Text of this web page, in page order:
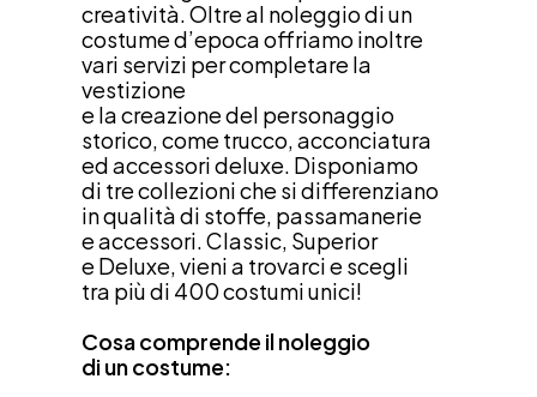
creatività. Oltre al noleggio di un
costume d’epoca offriamo inoltre
vari servizi per completare la
vestizione
e la creazione del personaggio
storico, come trucco, acconciatura
ed accessori deluxe. Disponiamo
di tre collezioni che si differenziano
in qualità di stoffe, passamanerie
e accessori. Classic, Superior
e Deluxe, vieni a trovarci e scegli
tra più di 400 costumi unici!
Cosa comprende il noleggio
di un costume: